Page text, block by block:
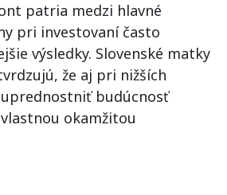
patria medzi hlavné
pri investovaní často
výsledky. Slovenské matky
že aj pri nižších
budúcnosť
okamžitou